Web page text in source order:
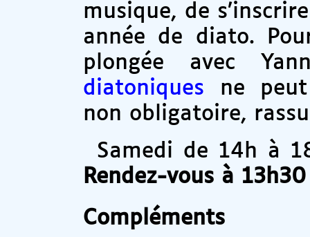
musique, de
année de diato.
plongée avec
diatoniques ne peut
non obligatoire,
Samedi de 14h à
Rendez-vous à
Compléments